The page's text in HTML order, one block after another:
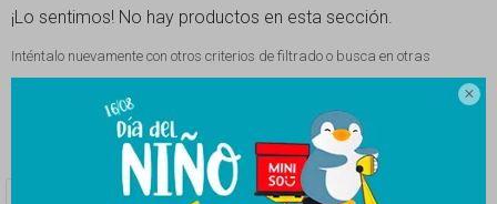

¡Lo sentimos! No hay productos en esta sección.
Inténtalo nuevamente con otros criterios de filtrado o busca en otras
Tecnología Audio
Auriculares
Quitar filtros